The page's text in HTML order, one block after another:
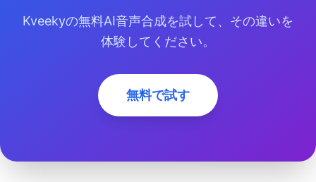
Kveekyの無料AI音声合成を試して、その違いを
体験してください。
無料で試す